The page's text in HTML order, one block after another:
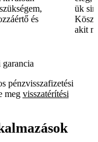
és
ük
akit
garancia
pénzvisszafizetési
meg visszatérítési